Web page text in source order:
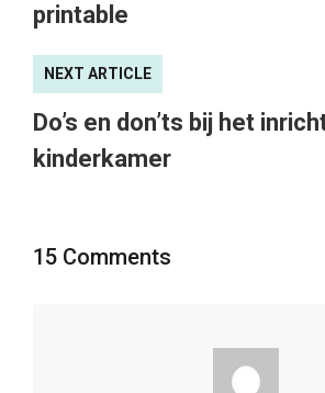
printable
NEXT ARTICLE
Do’s en don’ts bij het
kinderkamer
15 Comments